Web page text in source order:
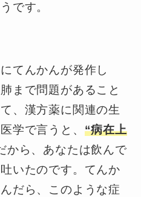
です。
てんかんが発作し
まで問題があること
、漢方薬に関連の生
学で言うと、 “病在上
から、あなたは飲んで
いたのです。てんか
だら、このような症